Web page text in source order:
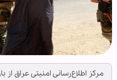
مرکز اطلاع‌رسانی امنیتی عراق از